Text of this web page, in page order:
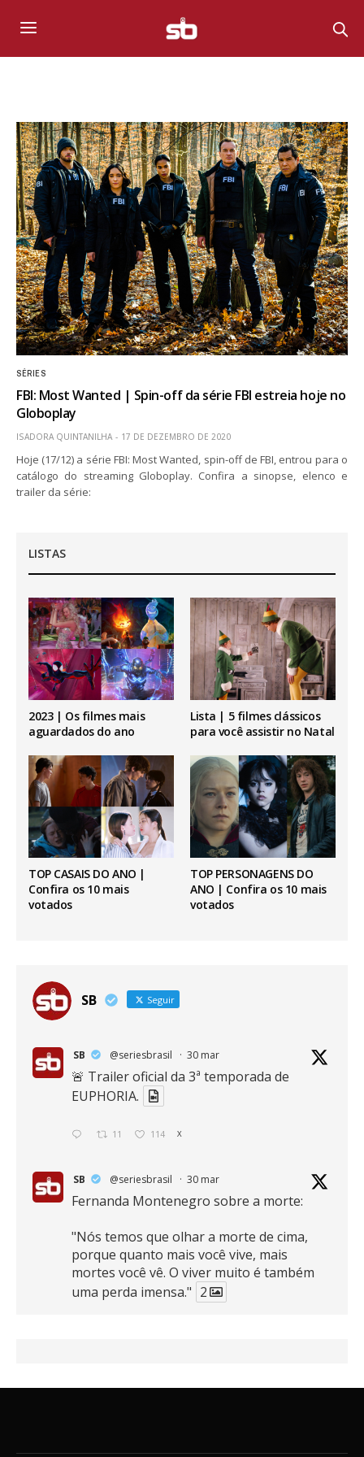
SÉRIES
FBI: Most Wanted | Spin-off da série FBI estreia hoje no
Globoplay
ISADORA QUINTANILHA 17 DE DEZEMBRO DE 2020
Hoje (17/12) a série FBI: Most Wanted, spin-off de FBI, entrou para o
catálogo do streaming Globoplay. Confira a sinopse, elenco e
trailer da série:
LISTAS
2023 | Os filmes mais
aguardados do ano
Lista | 5 filmes clássicos
para você assistir no Natal
TOP CASAIS DO ANO |
Confira os 10 mais
votados
TOP PERSONAGENS DO
ANO | Confira os 10 mais
votados
SB Seguir
SB @seriesbrasil · 30 mar
🚨 Trailer oficial da 3ª temporada de
EUPHORIA.
11 114 X
SB @seriesbrasil · 30 mar
Fernanda Montenegro sobre a morte:
"Nós temos que olhar a morte de cima,
porque quanto mais você vive, mais
mortes você vê. O viver muito é também
uma perda imensa." 2
16 389 X